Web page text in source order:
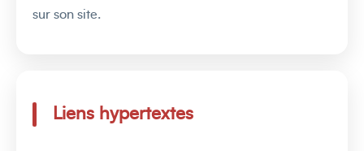
sur son site.
Liens hypertextes